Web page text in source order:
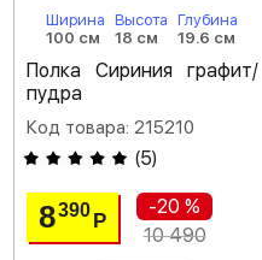
Ширина
100 см
Высота
18 см
Глубина
19.6 см
Полка Сириния графит/
пудра
Код товара: 215210
(5)
8390Р
-20 %
10 490